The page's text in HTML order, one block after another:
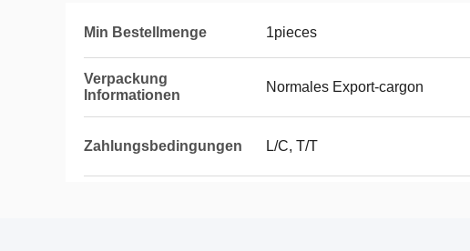
Min Bestellmenge 1pieces
Verpackung
Informationen
Normales Export-cargon
Zahlungsbedingungen L/C, T/T